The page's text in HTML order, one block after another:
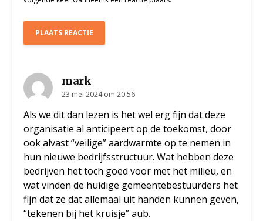
mark
23 mei 2024 om 20:56
Als we dit dan lezen is het wel erg fijn dat deze
organisatie al anticipeert op de toekomst, door
ook alvast “veilige” aardwarmte op te nemen in
hun nieuwe bedrijfsstructuur. Wat hebben deze
bedrijven het toch goed voor met het milieu, en
wat vinden de huidige gemeentebestuurders het
fijn dat ze dat allemaal uit handen kunnen geven,
“tekenen bij het kruisje” aub.